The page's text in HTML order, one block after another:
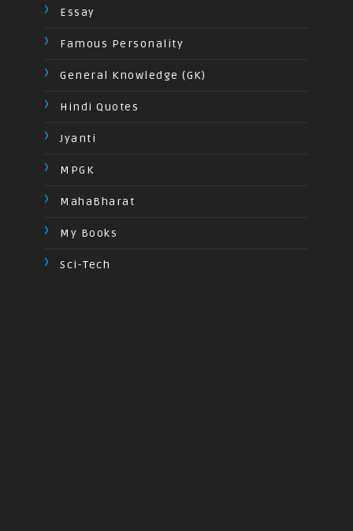
Essay
Famous Personality
General Knowledge (GK)
Hindi Quotes
Jyanti
MPGK
MahaBharat
My Books
Sci-Tech